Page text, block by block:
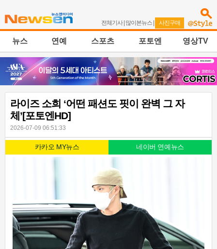
전체기사| 많이본뉴스 | 사진구매
뉴스 연예 스포츠 포토엔 영상TV
라이즈 소희 ‘어떤 패션도 핏이 완벽 그 자
체’[포토엔HD]
2026-07-09 06:51:33
카카오 MY뉴스 네이버 연예뉴스